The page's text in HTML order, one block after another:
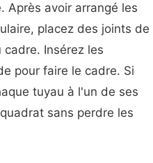
Après avoir arrangé les
placez des joints de
Insérez les
pour faire le cadre. Si
tuyau à l'un de ses
sans perdre les